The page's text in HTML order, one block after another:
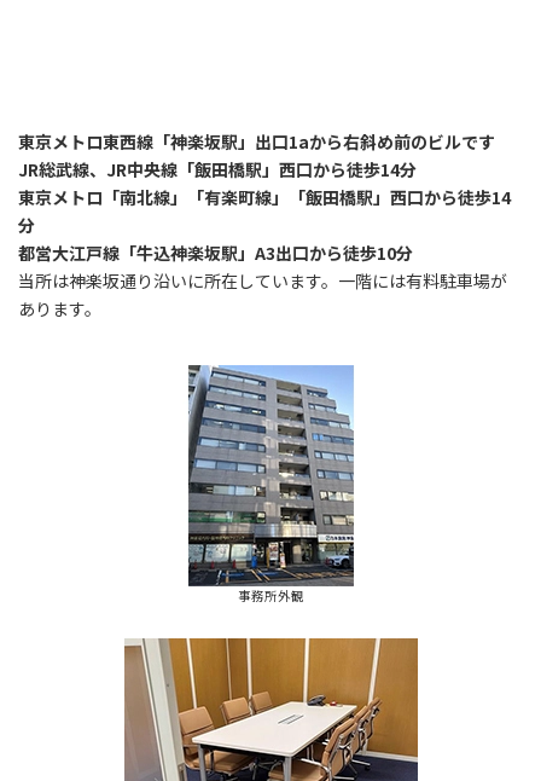
東京メトロ東西線「神楽坂駅」出口1aから右斜め前のビルです
JR総武線、JR中央線「飯田橋駅」西口から徒歩14分
東京メトロ「南北線」「有楽町線」「飯田橋駅」西口から徒歩14
分
都営大江戸線「牛込神楽坂駅」A3出口から徒歩10分
当所は神楽坂通り沿いに所在しています。一階には有料駐車場が
あります。
事務所外観